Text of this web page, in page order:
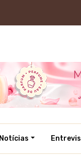
Notícias